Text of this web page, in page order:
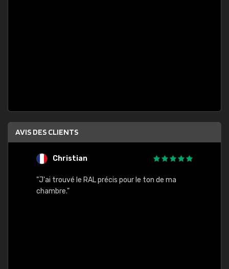
AVIS DES CLIENTS
Christian
"J'ai trouvé le RAL précis pour le ton de ma
chambre."